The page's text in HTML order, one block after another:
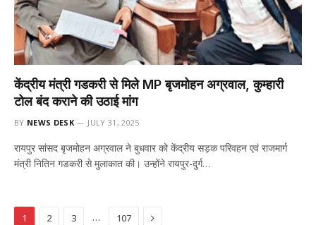
केंद्रीय मंत्री गडकरी से मिले MP बृजमोहन अग्रवाल, कुम्हारी
टोल बंद कराने की उठाई मांग
BY NEWS DESK JULY 31, 2025
रायपुर सांसद बृजमोहन अग्रवाल ने बुधवार को केंद्रीय सड़क परिवहन एवं राजमार्ग
मंत्री नितिन गडकरी से मुलाकात की। उन्होंने रायपुर-दुर्ग…
1 2 3 … 107 Next